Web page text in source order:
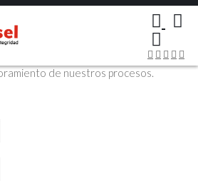
comentarios, sus opiniones son muy
de nuestros procesos.